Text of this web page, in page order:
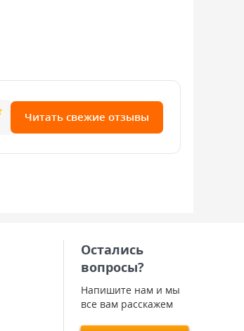
Читать свежие отзывы
Остались
вопросы?
Напишите нам и мы
все вам расскажем